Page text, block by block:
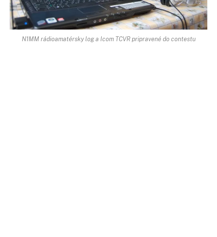
N1MM rádioamatérsky log a Icom TCVR pripravené do contestu